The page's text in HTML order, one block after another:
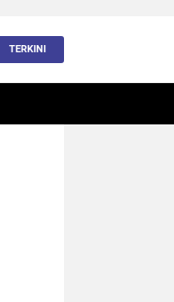
TERKINI